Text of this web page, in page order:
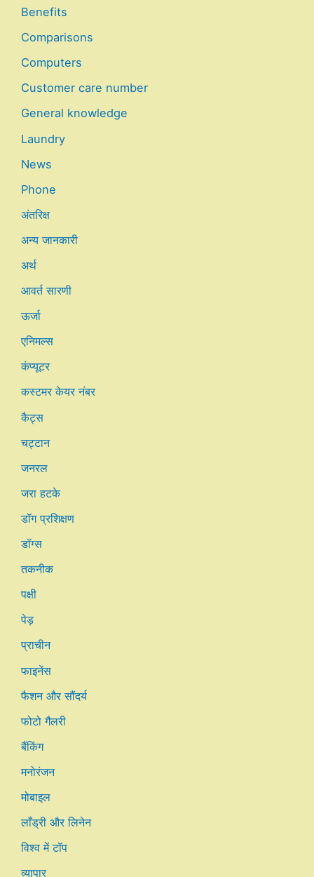
Benefits
Comparisons
Computers
Customer care number
General knowledge
Laundry
News
Phone
अंतरिक्ष
अन्य जानकारी
अर्थ
आवर्त सारणी
ऊर्जा
एनिमल्स
कंप्यूटर
कस्टमर केयर नंबर
कैट्स
चट्टान
जनरल
जरा हटके
डॉग प्रशिक्षण
डॉग्स
तकनीक
पक्षी
पेड़
प्राचीन
फाइनेंस
फैशन और सौंदर्य
फोटो गैलरी
बैंकिंग
मनोरंजन
मोबाइल
लाँड्री और लिनेन
विश्व में टॉप
व्यापार